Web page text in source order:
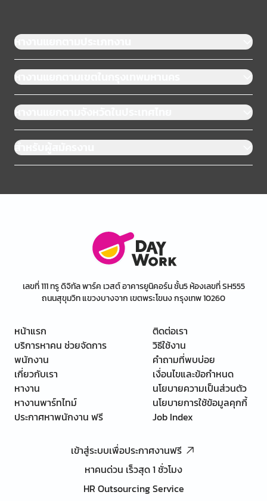
หางานแยกตามประเภทงาน
หางานแยกตามเขตในกรุงเทพมหานคร
หางานแยกตามจังหวัดในประเทศไทย
สำหรับผู้สมัครงาน
เลขที่ 111 ทรู ดิจิทัล พาร์ค เวสต์ อาคารยูนิคอร์น ชั้น5 ห้องเลขที่ SH555
ถนนสุขุมวิท แขวงบางจาก เขตพระโขนง กรุงเทพ 10260
หน้าแรก
บริการหาคน ช่วยจัดการ
พนักงาน
เกี่ยวกับเรา
หางาน
หางานพาร์ทไทม์
ประกาศหาพนักงาน ฟรี
ติดต่อเรา
วิธีใช้งาน
คำถามที่พบบ่อย
เงื่อนไขและข้อกำหนด
นโยบายความเป็นส่วนตัว
นโยบายการใช้ข้อมูลคุกกี้
Job Index
เข้าสู่ระบบเพื่อประกาศงานฟรี
หาคนด่วน เร็วสุด 1 ชั่วโมง
HR Outsourcing Service